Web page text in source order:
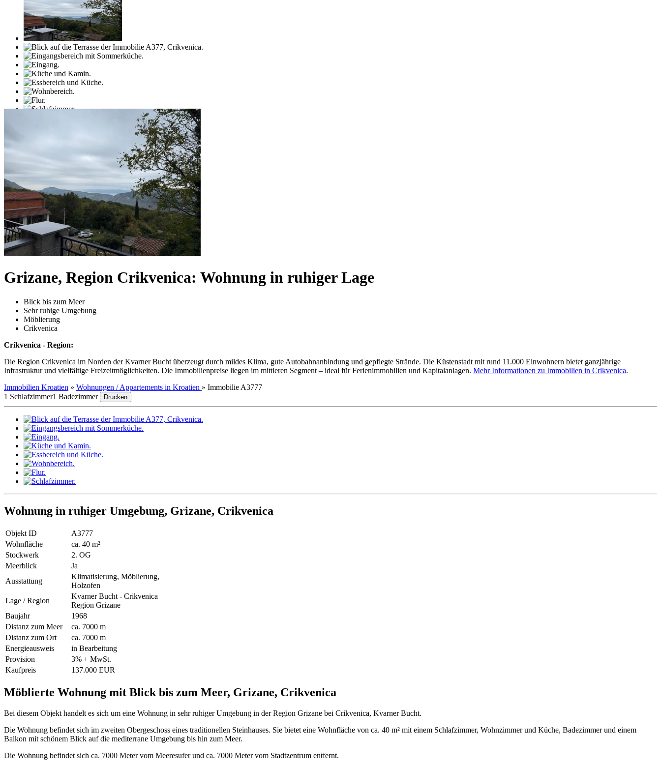
Grizane, Region Crikvenica: Wohnung in ruhiger Lage
Blick bis zum Meer
Sehr ruhige Umgebung
Möblierung
Crikvenica
Crikvenica - Region:
Die Region Crikvenica im Norden der Kvarner Bucht überzeugt durch mildes Klima, gute Autobahnanbindung und gepflegte Strände. Die Küstenstadt mit rund 11.000 Einwohnern bietet ganzjährige
Infrastruktur und vielfältige Freizeitmöglichkeiten. Die Immobilienpreise liegen im mittleren Segment – ideal für Ferienimmobilien und Kapitalanlagen. Mehr Informationen zu Immobilien in Crikvenica.
Immobilien Kroatien » Wohnungen / Appartements in Kroatien » Immobilie A3777
1 Schlafzimmer1 Badezimmer Drucken
Wohnung in ruhiger Umgebung, Grizane, Crikvenica
Objekt ID
A3777
Wohnfläche
ca. 40 m²
Stockwerk
2. OG
Meerblick
Ja
Ausstattung
Klimatisierung, Möblierung,
Holzofen
Lage / Region
Kvarner Bucht - Crikvenica
Region Grizane
Baujahr
1968
Distanz zum Meer
ca. 7000 m
Distanz zum Ort
ca. 7000 m
Energieausweis
in Bearbeitung
Provision
3% + MwSt.
Kaufpreis
137.000 EUR
Möblierte Wohnung mit Blick bis zum Meer, Grizane, Crikvenica
Bei diesem Objekt handelt es sich um eine Wohnung in sehr ruhiger Umgebung in der Region Grizane bei Crikvenica, Kvarner Bucht.
Die Wohnung befindet sich im zweiten Obergeschoss eines traditionellen Steinhauses. Sie bietet eine Wohnfläche von ca. 40 m² mit einem Schlafzimmer, Wohnzimmer und Küche, Badezimmer und einem
Balkon mit schönem Blick auf die mediterrane Umgebung bis hin zum Meer.
Die Wohnung befindet sich ca. 7000 Meter vom Meeresufer und ca. 7000 Meter vom Stadtzentrum entfernt.